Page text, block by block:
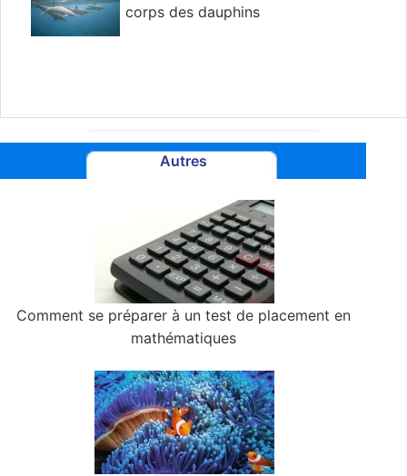
corps des dauphins
Autres
Comment se préparer à un test de placement en
mathématiques